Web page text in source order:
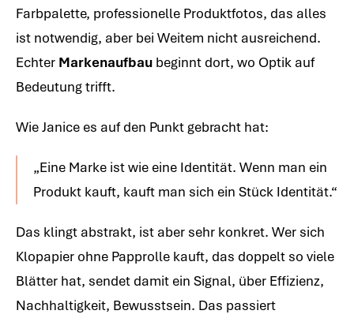
Farbpalette, professionelle Produktfotos, das alles
ist notwendig, aber bei Weitem nicht ausreichend.
Echter Markenaufbau beginnt dort, wo Optik auf
Bedeutung trifft.
Wie Janice es auf den Punkt gebracht hat:
„Eine Marke ist wie eine Identität. Wenn man ein
Produkt kauft, kauft man sich ein Stück Identität.“
Das klingt abstrakt, ist aber sehr konkret. Wer sich
Klopapier ohne Papprolle kauft, das doppelt so viele
Blätter hat, sendet damit ein Signal, über Effizienz,
Nachhaltigkeit, Bewusstsein. Das passiert